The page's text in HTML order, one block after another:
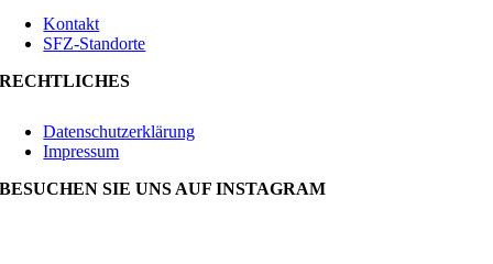
Kontakt
SFZ-Standorte
RECHTLICHES
Datenschutzerklärung
Impressum
BESUCHEN SIE UNS AUF INSTAGRAM